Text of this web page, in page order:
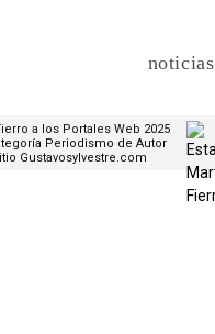
noticias
a los Portales Web 2025
Periodismo de Autor
Gustavosylvestre.com